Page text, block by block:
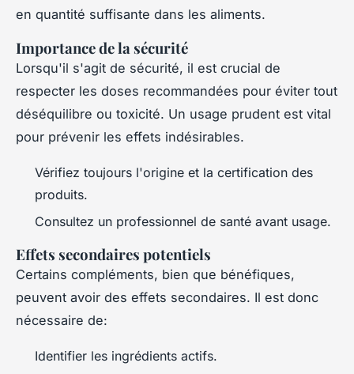
en quantité suffisante dans les aliments.
Importance de la sécurité
Lorsqu'il s'agit de sécurité, il est crucial de
respecter les doses recommandées pour éviter tout
déséquilibre ou toxicité. Un usage prudent est vital
pour prévenir les effets indésirables.
Vérifiez toujours l'origine et la certification des
produits.
Consultez un professionnel de santé avant usage.
Effets secondaires potentiels
Certains compléments, bien que bénéfiques,
peuvent avoir des effets secondaires. Il est donc
nécessaire de:
Identifier les ingrédients actifs.